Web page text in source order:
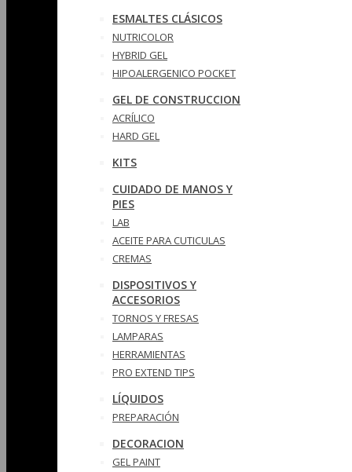
ESMALTES CLÁSICOS
NUTRICOLOR
HYBRID GEL
HIPOALERGENICO POCKET
GEL DE CONSTRUCCION
ACRÍLICO
HARD GEL
KITS
CUIDADO DE MANOS Y
PIES
LAB
ACEITE PARA CUTICULAS
CREMAS
DISPOSITIVOS Y
ACCESORIOS
TORNOS Y FRESAS
LAMPARAS
HERRAMIENTAS
PRO EXTEND TIPS
LÍQUIDOS
PREPARACIÓN
DECORACION
GEL PAINT